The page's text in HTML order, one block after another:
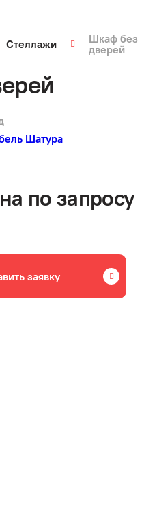
Стеллажи
Шкаф без
дверей
по запросу
заявку